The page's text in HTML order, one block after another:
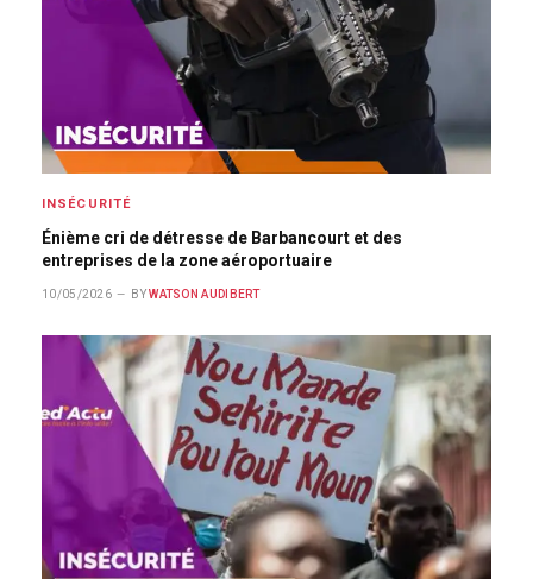
INSÉCURITÉ
Énième cri de détresse de Barbancourt et des
entreprises de la zone aéroportuaire
10/05/2026 BY WATSON AUDIBERT